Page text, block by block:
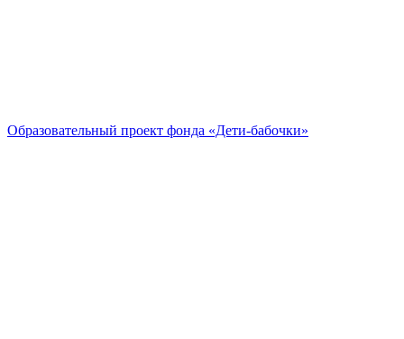
Образовательный проект фонда «Дети-бабочки»